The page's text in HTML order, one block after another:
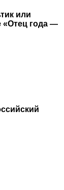
или
«Отец года —